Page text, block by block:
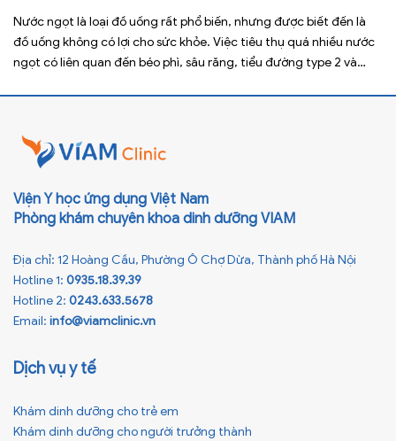
Nước ngọt là loại đồ uống rất phổ biến, nhưng được biết đến là
đồ uống không có lợi cho sức khỏe. Việc tiêu thụ quá nhiều nước
ngọt có liên quan đến béo phì, sâu răng, tiểu đường type 2 và
Viện Y học ứng dụng Việt Nam
Phòng khám chuyên khoa dinh dưỡng VIAM
Địa chỉ: 12 Hoàng Cầu, Phường Ô Chợ Dừa, Thành phố Hà Nội
Hotline 1: 0935.18.39.39
Hotline 2: 0243.633.5678
Email: info@viamclinic.vn
Dịch vụ y tế
Khám dinh dưỡng cho trẻ em
Khám dinh dưỡng cho người trưởng thành